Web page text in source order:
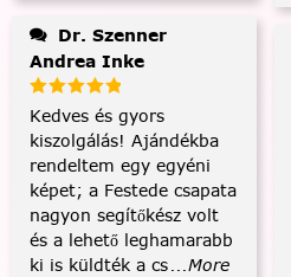
Andrea Inke
Kedves és gyors
kiszolgálás! Ajándékba
rendeltem egy egyéni
képet; a Festede csapata
nagyon segítőkész volt
és a lehető leghamarabb
ki is küldték a cs...More